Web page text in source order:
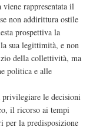
rappresentata il
non addirittura ostile
prospettiva la
sua legittimità, e non
della collettività, ma
politica e alle
privilegiare le decisioni
il ricorso ai tempi
per la predisposizione